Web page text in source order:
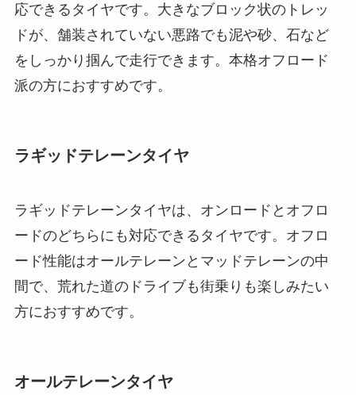
応できるタイヤです。大きなブロック状のトレッ
ドが、舗装されていない悪路でも泥や砂、石など
をしっかり掴んで走行できます。本格オフロード
派の方におすすめです。
ラギッドテレーンタイヤ
ラギッドテレーンタイヤは、オンロードとオフロ
ードのどちらにも対応できるタイヤです。オフロ
ード性能はオールテレーンとマッドテレーンの中
間で、荒れた道のドライブも街乗りも楽しみたい
方におすすめです。
オールテレーンタイヤ